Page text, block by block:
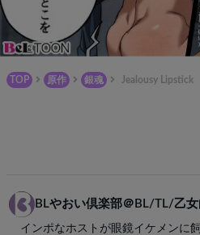
TOP 原作 銀魂 Jealousy Lipstick
BLやおい倶楽部＠BL/TL/乙
インポなホストが眼鏡イケメンに